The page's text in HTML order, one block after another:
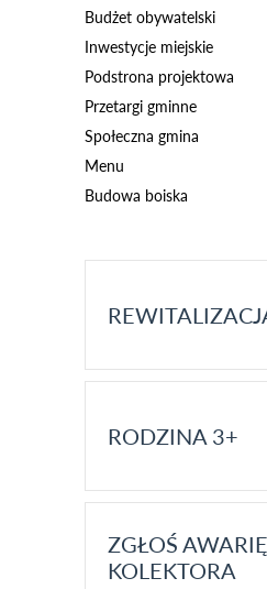
Budżet obywatelski
Inwestycje miejskie
Podstrona projektowa
Przetargi gminne
Społeczna gmina
Menu
Budowa boiska
RODZINA 3+
ZGŁOŚ AWARIĘ
KOLEKTORA